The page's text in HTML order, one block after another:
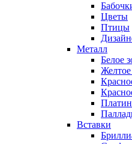
Цветы
Птицы
Металл
Белое
Желтое
Вставки